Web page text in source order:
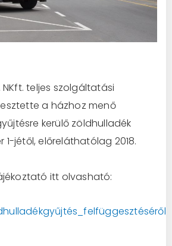
NKft. teljes szolgáltatási
a házhoz menő
kerülő zöldhulladék
jétől, előreláthatólag 2018.
itt olvasható: